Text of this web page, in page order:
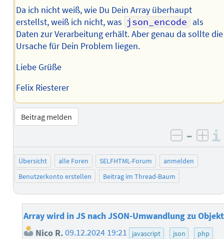
Da ich nicht weiß, wie Du Dein Array überhaupt
erstellst, weiß ich nicht, was json_encode als
Daten zur Verarbeitung erhält. Aber genau da sollte die
Ursache für Dein Problem liegen.
Liebe Grüße
Felix Riesterer
Beitrag melden
negativ
–
Übersicht alle Foren SELFHTML-Forum
anmelden
Benutzerkonto erstellen
Beitrag im Thread-Baum
Array wird in JS nach JSON-Umwandlung zu Objekt
Nico R.09.12.2024 19:21 javascript json php